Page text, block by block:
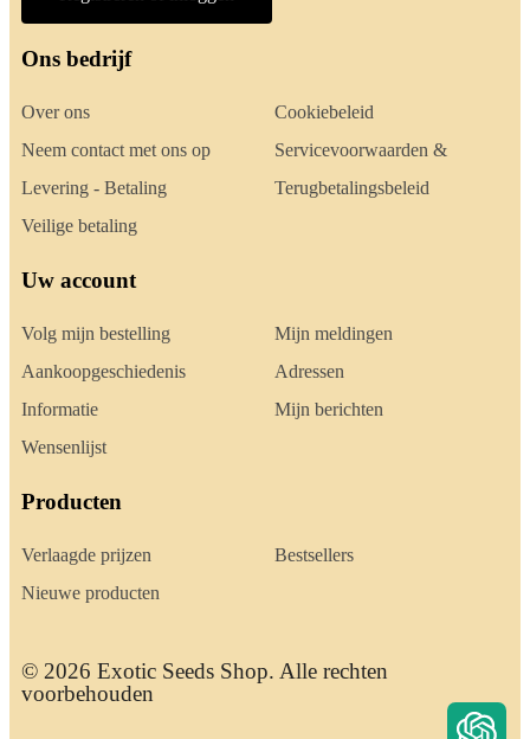
Ons bedrijf
Over ons
Neem contact met ons op
Levering - Betaling
Veilige betaling
Cookiebeleid
Servicevoorwaarden &
Terugbetalingsbeleid
Uw account
Volg mijn bestelling
Aankoopgeschiedenis
Informatie
Wensenlijst
Mijn meldingen
Adressen
Mijn berichten
Producten
Verlaagde prijzen
Nieuwe producten
Bestsellers
© 2026 Exotic Seeds Shop. Alle rechten
voorbehouden